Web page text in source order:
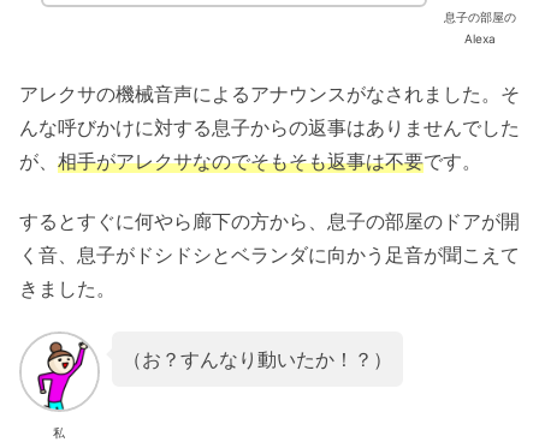
息子の部屋の
Alexa
アレクサの機械音声によるアナウンスがなされました。そ
んな呼びかけに対する息子からの返事はありませんでした
が、 相手がアレクサなのでそもそも返事は不要です。
するとすぐに何やら廊下の方から、息子の部屋のドアが開
く音、息子がドシドシとベランダに向かう足音が聞こえて
きました。
私
（お？すんなり動いたか！？）